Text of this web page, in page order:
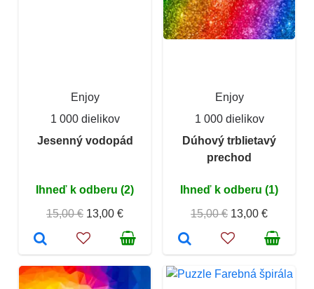
Enjoy
1 000 dielikov
Jesenný vodopád
Ihneď k odberu (2)
15,00 € 13,00 €
Enjoy
1 000 dielikov
Dúhový trblietavý
prechod
Ihneď k odberu (1)
15,00 € 13,00 €